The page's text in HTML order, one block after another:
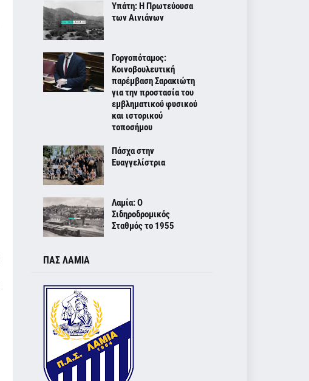
Υπάτη: Η Πρωτεύουσα
των Αινιάνων
Γοργοπόταμος:
Κοινοβουλευτική
παρέμβαση Σαρακιώτη
για την προστασία του
εμβληματικού φυσικού
και ιστορικού
τοποσήμου
Πάσχα στην
Ευαγγελίστρια
Λαμία: Ο
Σιδηροδρομικός
Σταθμός το 1955
ΠΑΣ ΛΑΜΙΑ